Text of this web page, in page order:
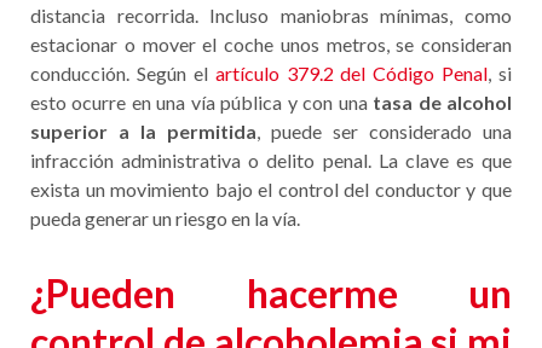
distancia recorrida. Incluso maniobras mínimas, como
estacionar o mover el coche unos metros, se consideran
conducción. Según el artículo 379.2 del Código Penal, si
esto ocurre en una vía pública y con una tasa de alcohol
superior a la permitida, puede ser considerado una
infracción administrativa o delito penal. La clave es que
exista un movimiento bajo el control del conductor y que
pueda generar un riesgo en la vía.
¿Pueden hacerme un